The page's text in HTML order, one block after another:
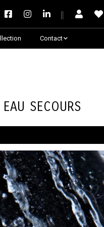
Contact
Secours